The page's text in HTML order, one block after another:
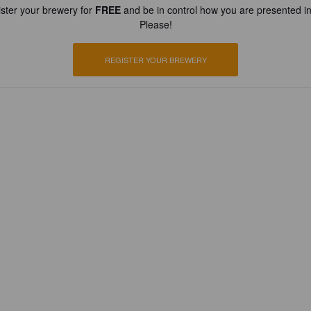
your brewery for FREEand be in control how you are presented
Please!
REGISTER YOUR BREWERY